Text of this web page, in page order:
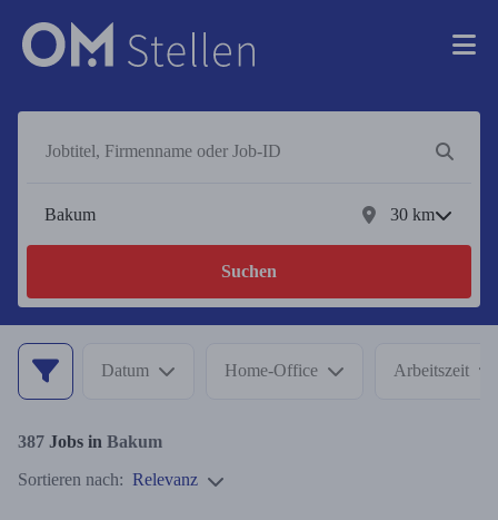
30 km
Suchen
Datum Home-Office Arbeitszeit
387 Jobs in Bakum
Sortieren nach: Relevanz